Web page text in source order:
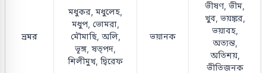
ভ্রমর
মধুকর, মধুলেহ,
মধুপ, ভোমরা,
মৌমাছি, অলি,
ভূঙ্গ, ষত্পদ,
শিলীমুখ, দ্বিরেফ
ভয়ানক
ভীষণ, ভীম,
খুব, ভয়ঙ্কর,
ভয়াবহ,
অত্যন্ত,
অতিশয়,
ভীতিজনক